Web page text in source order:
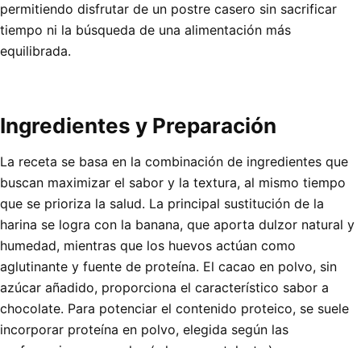
permitiendo disfrutar de un postre casero sin sacrificar
tiempo ni la búsqueda de una alimentación más
equilibrada.
Ingredientes y Preparación
La receta se basa en la combinación de ingredientes que
buscan maximizar el sabor y la textura, al mismo tiempo
que se prioriza la salud. La principal sustitución de la
harina se logra con la banana, que aporta dulzor natural y
humedad, mientras que los huevos actúan como
aglutinante y fuente de proteína. El cacao en polvo, sin
azúcar añadido, proporciona el característico sabor a
chocolate. Para potenciar el contenido proteico, se suele
incorporar proteína en polvo, elegida según las